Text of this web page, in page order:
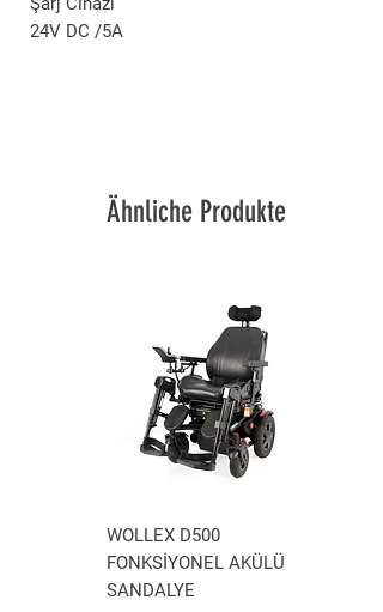
24V DC /5A
Ähnliche Produkte
WOLLEX D500
FONKSİYONEL AKÜLÜ
SANDALYE